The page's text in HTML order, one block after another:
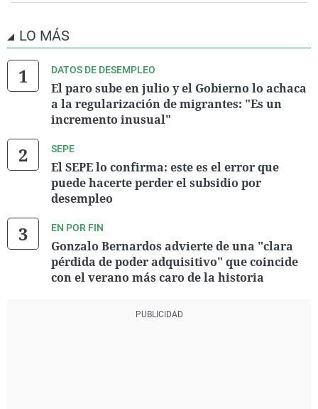
LO MÁS
DATOS DE DESEMPLEO
El paro sube en julio y el Gobierno lo achaca
a la regularización de migrantes: "Es un
incremento inusual"
SEPE
El SEPE lo confirma: este es el error que
puede hacerte perder el subsidio por
desempleo
EN POR FIN
Gonzalo Bernardos advierte de una "clara
pérdida de poder adquisitivo" que coincide
con el verano más caro de la historia